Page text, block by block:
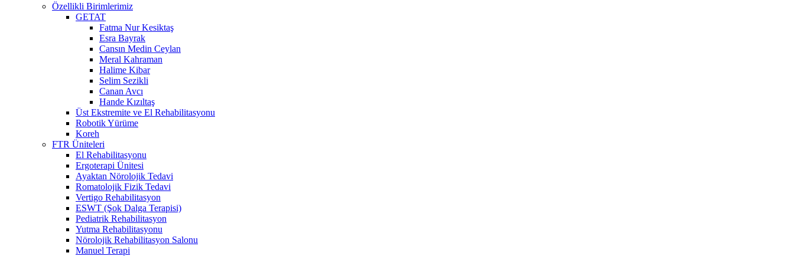
Özellikli Birimlerimiz
GETAT
Fatma Nur Kesiktaş
Esra Bayrak
Cansın Medin Ceylan
Meral Kahraman
Halime Kibar
Selim Sezikli
Canan Avcı
Hande Kızıltaş
Üst Ekstremite ve El Rehabilitasyonu
Robotik Yürüme
Koreh
FTR Üniteleri
El Rehabilitasyonu
Ergoterapi Ünitesi
Ayaktan Nörolojik Tedavi
Romatolojik Fizik Tedavi
Vertigo Rehabilitasyon
ESWT (Şok Dalga Terapisi)
Pediatrik Rehabilitasyon
Yutma Rehabilitasyonu
Nörolojik Rehabilitasyon Salonu
Manuel Terapi